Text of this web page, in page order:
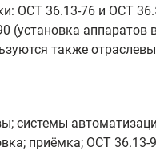
ОСТ 36.13-76 и ОСТ
(установка
также
системы
приёмка; ОСТ 36.13-